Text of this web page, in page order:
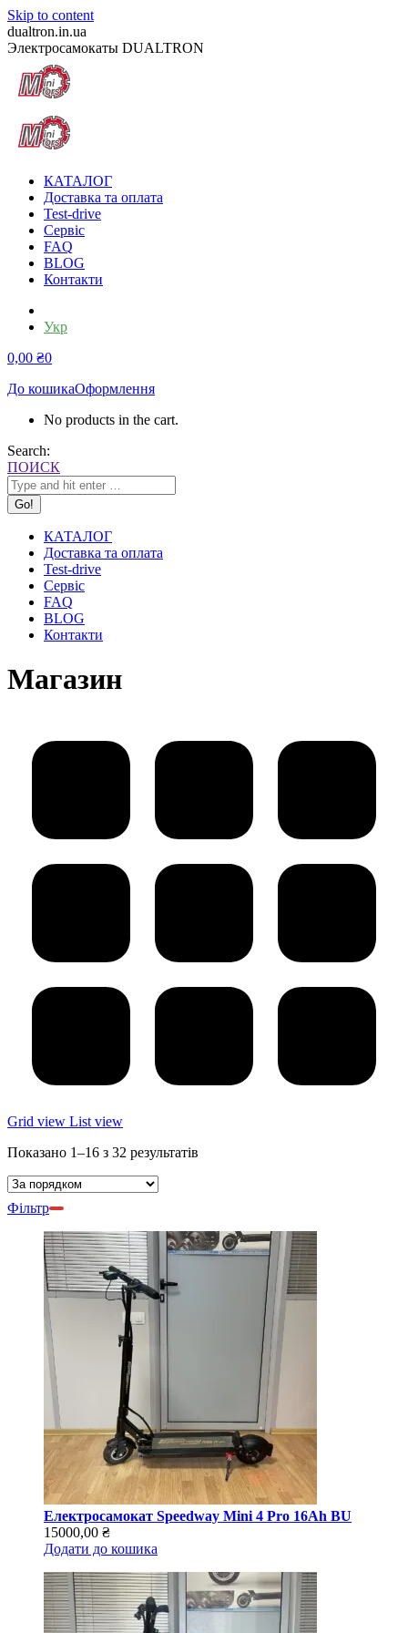
Skip to content
dualtron.in.ua
Электросамокаты DUALTRON
КАТАЛОГ
Доставка та оплата
Test-drive
Сервіс
FAQ
BLOG
Контакти
Укр
0,00 ₴0
До кошикаОформлення
No products in the cart.
Search:
ПОИСК
КАТАЛОГ
Доставка та оплата
Test-drive
Сервіс
FAQ
BLOG
Контакти
Магазин
Grid view List view
Показано 1–16 з 32 результатів
Фільтр
Електросамокат Speedway Mini 4 Pro 16Ah BU
15000,00 ₴
Додати до кошика